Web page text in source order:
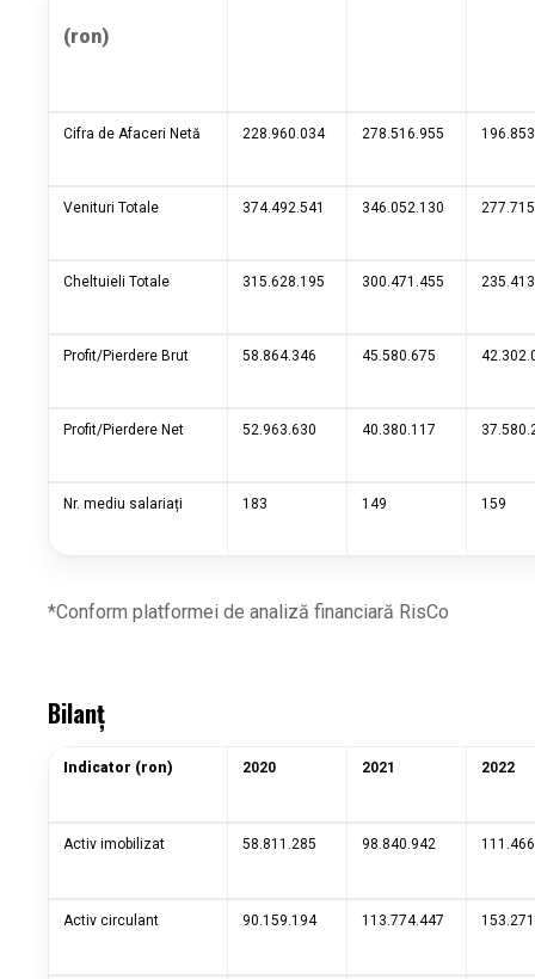
(ron)
Cifra de Afaceri Netă 228.960.034 278.516.955
Venituri Totale 374.492.541 346.052.130
Cheltuieli Totale 315.628.195 300.471.455
Profit/Pierdere Brut 58.864.346 45.580.675
Profit/Pierdere Net 52.963.630 40.380.117
Nr. mediu salariați 183 149 159
*Conform platformei de analiză financiară RisCo
Bilanț
Indicator (ron) 2020 2021 2022
Activ imobilizat 58.811.285 98.840.942
Activ circulant 90.159.194 113.774.447